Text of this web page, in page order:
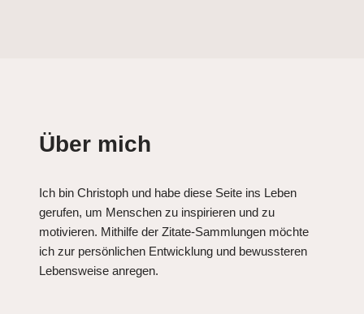
Über mich
Ich bin Christoph und habe diese Seite ins Leben
gerufen, um Menschen zu inspirieren und zu
motivieren. Mithilfe der Zitate-Sammlungen möchte
ich zur persönlichen Entwicklung und bewussteren
Lebensweise anregen.